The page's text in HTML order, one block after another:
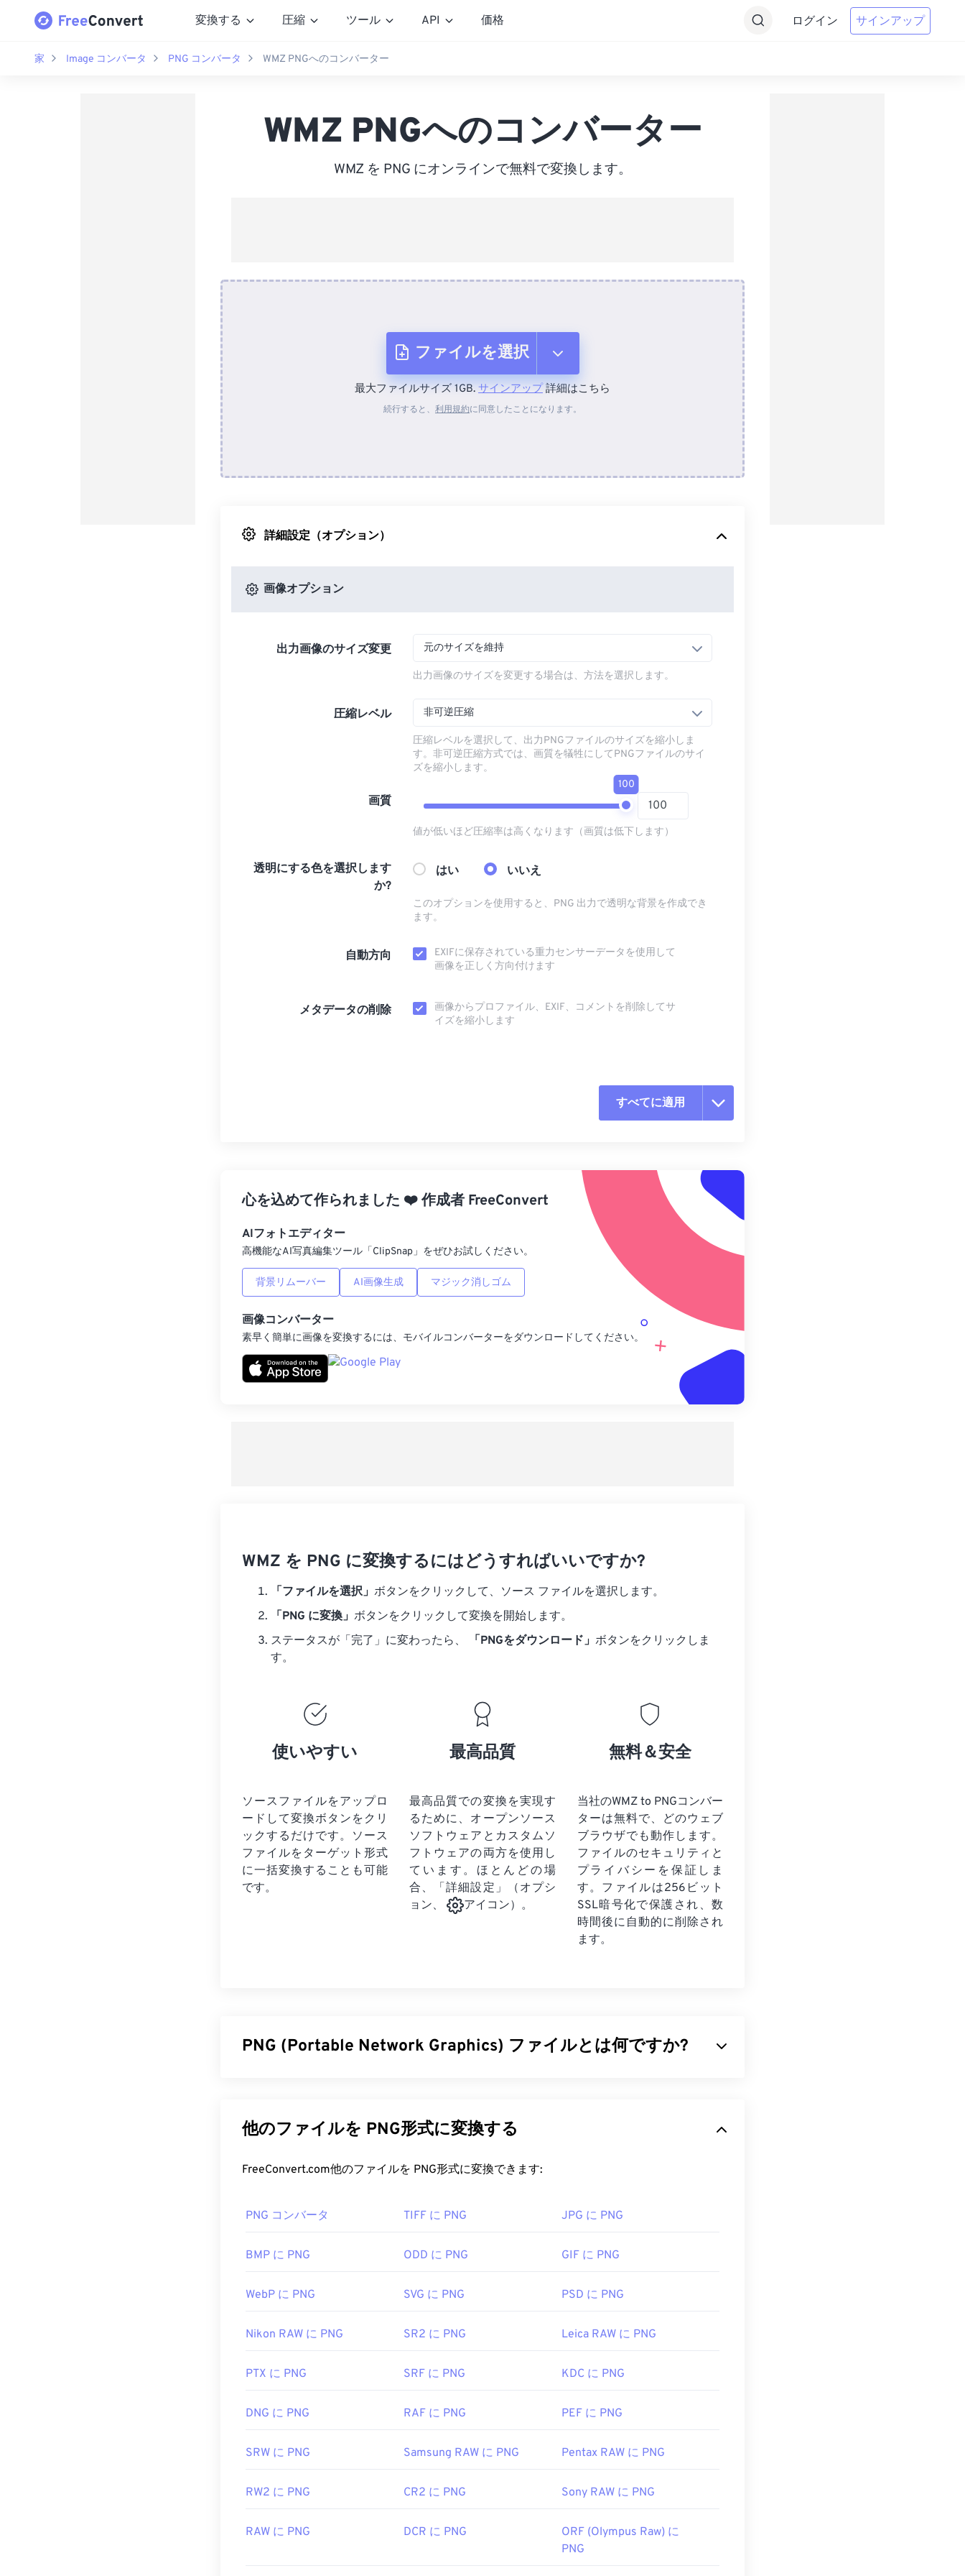
変換する 圧縮 ツール API 価格 ログイン サインアップ
家 Image コンバータ PNG コンバータ WMZ PNGへのコンバーター
WMZ PNGへのコンバーター
WMZ を PNG にオンラインで無料で変換します。
ファイルを選択
デバイスから
最大ファイルサイズ 1GB. サインアップ詳細はこちら
続行すると、 利用規約に同意したことになります。
詳細設定（オプション）
画像オプション
出力画像のサイズ変更 元のサイズを維持
出力画像のサイズを変更する場合は、方法を選択します。
圧縮レベル 非可逆圧縮
圧縮レベルを選択して、出力PNGファイルのサイズを縮小しま
す。非可逆圧縮方式では、画質を犠牲にしてPNGファイルのサイ
ズを縮小します。
画質
100
値が低いほど圧縮率は高くなります（画質は低下します）
透明にする色を選択します
か?
はい いいえ
このオプションを使用すると、PNG 出力で透明な背景を作成でき
ます。
自動方向
EXIFに保存されている重力センサーデータを使用して
画像を正しく方向付けます
メタデータの削除
画像からプロファイル、EXIF、コメントを削除してサ
イズを縮小します
すべてに適用
プリセットから適用
プリセットとして保存
心を込めて作られました ❤️作成者 FreeConvert
AIフォトエディター
高機能なAI写真編集ツール「ClipSnap」をぜひお試しください。
背景リムーバー AI画像生成 マジック消しゴム
画像コンバーター
素早く簡単に画像を変換するには、モバイルコンバーターをダウンロードしてください。
WMZ を PNG に変換するにはどうすればいいですか?
「ファイルを選択」 ボタンをクリックして、ソース ファイルを選択します。
「PNG に変換」 ボタンをクリックして変換を開始します。
ステータスが「完了」に変わったら、
「PNGをダウンロード」 ボタンをクリックしま
す。
使いやすい
ソースファイルをアップロ
ードして変換ボタンをクリ
ックするだけです。 ソース
ファイルを ターゲット形式
に一括変換することも可能
です。
最高品質
最高品質での変換を実現す
るために、オープンソース
ソフトウェアとカスタムソ
フトウェアの両方を使用し
ています。ほとんどの場
合、「詳細設定」（オプシ
ョン、
アイコン）。
無料＆安全
当社のWMZ to PNGコンバー
ターは無料で、どのウェブ
ブラウザでも動作します。
ファイルのセキュリティと
プライバシーを保証しま
す。ファイルは256ビット
SSL暗号化で保護され、数
時間後に自動的に削除され
ます。
PNG (Portable Network Graphics) ファイルとは何ですか?
ポートしているため、アイコンやグラフィックデザインに最適です。PNGは、より透過性の
高いアニメーションもサポートしています（GIFからAPNGへの変換を
す。
PNG ファイルを開くにはどうすればいいですか?
また、PNGファイルはすべてのウェブブラウザで簡単に表示できます。PNGファイルを開く
ターをご利用ください。
PNGファイルを開いて編集するには、 GIMP Adobe Photoshopなどの代替プログラムが便利
加する際に注意が必要です。PNGファイルの興味深い機能の一つは、画像に透明部分、特に
役立つリンク:
PNGに関するWiki記事
他のファイルを PNG形式に変換する
FreeConvert.com他のファイルを PNG形式に変換できます:
PNG コンバータ TIFF に PNG JPG に PNG
BMP に PNG ODD に PNG GIF に PNG
WebP に PNG SVG に PNG PSD に PNG
Nikon RAW に PNG SR2 に PNG Leica RAW に PNG
PTX に PNG SRF に PNG KDC に PNG
DNG に PNG RAF に PNG PEF に PNG
SRW に PNG Samsung RAW に PNG Pentax RAW に PNG
RW2 に PNG CR2 に PNG Sony RAW に PNG
RAW に PNG DCR に PNG
ORF (Olympus Raw) に
PNG